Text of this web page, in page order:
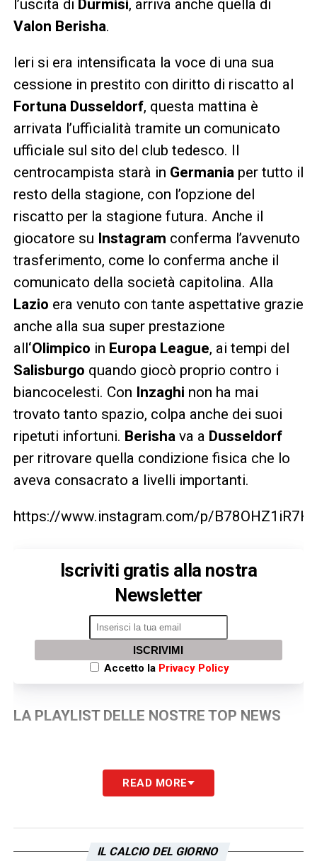
l’uscita di Durmisi, arriva anche quella di
Valon Berisha.
Ieri si era intensificata la voce di una sua
cessione in prestito con diritto di riscatto al
Fortuna Dusseldorf, questa mattina è
arrivata l’ufficialità tramite un comunicato
ufficiale sul sito del club tedesco. Il
centrocampista starà in Germania per tutto il
resto della stagione, con l’opzione del
riscatto per la stagione futura. Anche il
giocatore su Instagram conferma l’avvenuto
trasferimento, come lo conferma anche il
comunicato della società capitolina. Alla
Lazio era venuto con tante aspettative grazie
anche alla sua super prestazione
all‘Olimpico in Europa League, ai tempi del
Salisburgo quando giocò proprio contro i
biancocelesti. Con Inzaghi non ha mai
trovato tanto spazio, colpa anche dei suoi
ripetuti infortuni. Berisha va a Dusseldorf
per ritrovare quella condizione fisica che lo
aveva consacrato a livelli importanti.
https://www.instagram.com/p/B78OHZ1iR7H/
Iscriviti gratis alla nostra
Newsletter
ISCRIVIMI
Accetto la Privacy Policy
LA PLAYLIST DELLE NOSTRE TOP NEWS
READ MORE
IL CALCIO DEL GIORNO